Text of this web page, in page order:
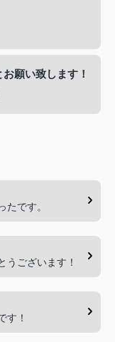
願い致します！
たです。
うございます！
す！